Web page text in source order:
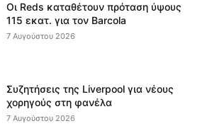
Οι Reds καταθέτουν πρόταση ύψους
115 εκατ. για τον Barcola
7 Αυγούστου 2026
Συζητήσεις της Liverpool για νέους
χορηγούς στη φανέλα
7 Αυγούστου 2026